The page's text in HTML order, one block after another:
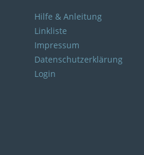
Hilfe & Anleitung
Linkliste
Impressum
Datenschutzerklärung
Login